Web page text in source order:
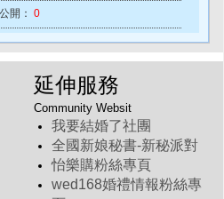
公開： 0
延伸服務
Community Websit
我要結婚了社團
全國新娘秘書-新秘派對
怡樂購粉絲專頁
wed168婚禮情報粉絲專